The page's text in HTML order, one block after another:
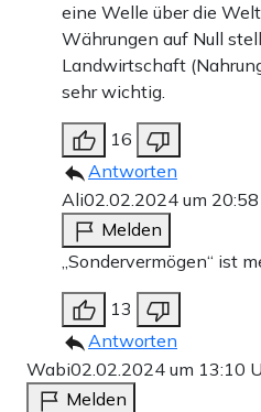
eine Welle über die
Währungen auf Null
Landwirtschaft
sehr wichtig.
16
Antworten
Ali02.02.2024 um
Melden
„Sondervermögen“ ist
13
Antworten
Wabi02.02.2024 um 13:10
Melden